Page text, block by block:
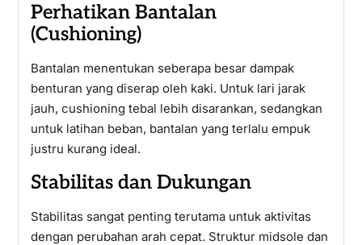
Perhatikan Bantalan
(Cushioning)
Bantalan menentukan seberapa besar dampak
benturan yang diserap oleh kaki. Untuk lari jarak
jauh, cushioning tebal lebih disarankan, sedangkan
untuk latihan beban, bantalan yang terlalu empuk
justru kurang ideal.
Stabilitas dan Dukungan
Stabilitas sangat penting terutama untuk aktivitas
dengan perubahan arah cepat. Struktur midsole dan